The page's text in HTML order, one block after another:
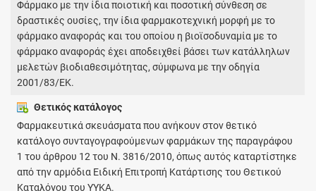
Φάρμακο με την ίδια ποιοτική και ποσοτική σύνθεση σε
δραστικές ουσίες, την ίδια φαρμακοτεχνική μορφή με το
φάρμακο αναφοράς και του οποίου η βιοϊσοδυναμία με το
φάρμακο αναφοράς έχει αποδειχθεί βάσει των κατάλληλων
μελετών βιοδιαθεσιμότητας, σύμφωνα με την οδηγία
2001/83/ΕΚ.
Θετικός κατάλογος
Φαρμακευτικά σκευάσματα που ανήκουν στον θετικό
κατάλογο συνταγογραφούμενων φαρμάκων της παραγράφου
1 του άρθρου 12 του Ν. 3816/2010, όπως αυτός καταρτίστηκε
από την αρμόδια Ειδική Επιτροπή Κατάρτισης του Θετικού
Καταλόγου του ΥΥΚΑ.